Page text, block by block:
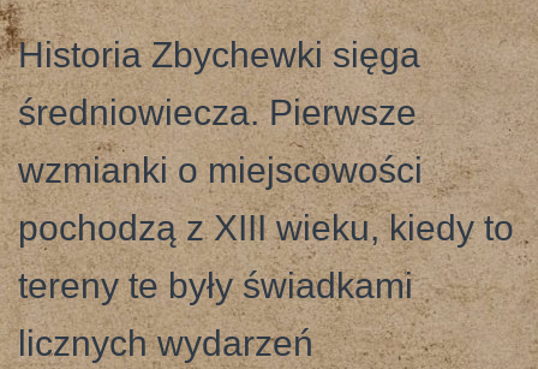
Historia Zbychewki sięga
średniowiecza. Pierwsze
wzmianki o miejscowości
pochodzą z XIII wieku, kiedy to
tereny te były świadkami
licznych wydarzeń